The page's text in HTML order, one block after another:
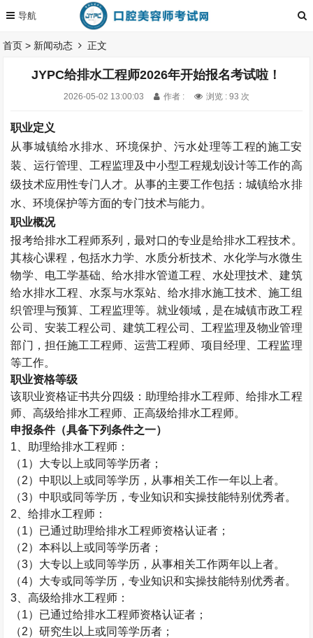
首页 > 新闻动态 正文
JYPC给排水工程师2026年开始报名考试啦！
2026-05-02 13:00:03 作者 : 浏览 : 93 次
职业定义
从事城镇给水排水、环境保护、污水处理等工程的施工安
装、运行管理、工程监理及中小型工程规划设计等工作的高
级技术应用性专门人才。从事的主要工作包括：城镇给水排
水、环境保护等方面的专门技术与能力。
职业概况
报考给排水工程师系列，最对口的专业是给排水工程技术。
其核心课程，包括水力学、水质分析技术、水化学与水微生
物学、电工学基础、给水排水管道工程、水处理技术、建筑
给水排水工程、水泵与水泵站、给水排水施工技术、施工组
织管理与预算、工程监理等。就业领域，是在城镇市政工程
公司、安装工程公司、建筑工程公司、工程监理及物业管理
部门，担任施工工程师、运营工程师、项目经理、工程监理
等工作。
职业资格等级
该职业资格证书共分四级：助理给排水工程师、给排水工程
师、高级给排水工程师、正高级给排水工程师。
申报条件（具备下列条件之一）
1 、助理给排水工程师：
（1）大专以上或同等学历者；
（2）中职以上或同等学历，从事相关工作一年以上者。
（3）中职或同等学历，专业知识和实操技能特别优秀者。
2 、给排水工程师：
（1）已通过助理给排水工程师资格认证者；
（2）本科以上或同等学历者；
（3）大专以上或同等学历，从事相关工作两年以上者。
（4）大专或同等学历，专业知识和实操技能特别优秀者。
3 、高级给排水工程师：
（1）已通过给排水工程师资格认证者；
（2）研究生以上或同等学历者；